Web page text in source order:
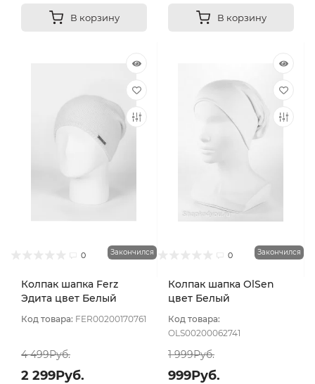
В корзину В корзину
0 Закончился
Колпак шапка Ferz
Эдита цвет Белый
Код товара: FER00200170761
4 499Руб.
2 299Руб.
0 Закончился
Колпак шапка OlSen
цвет Белый
Код товара:
OLS00200062741
1 999Руб.
999Руб.